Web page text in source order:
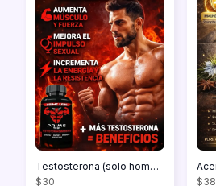
Testosterona (solo hombres)
$30
$38